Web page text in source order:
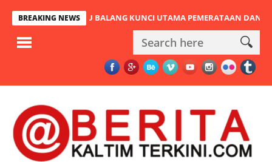
BREAKING NEWS
PULAU BALANG KUNCI UTAMA PEMERATAAN DAN URAT